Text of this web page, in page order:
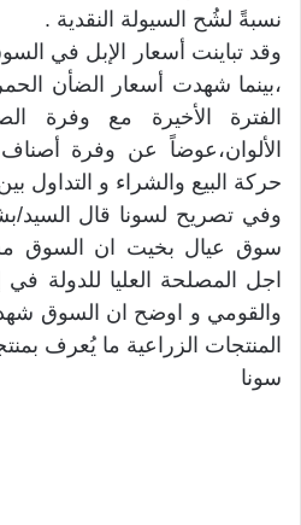
نسبةً لشُح السيولة النقدية .
وقد تباينت أسعار الإبل في
،بينما شهدت أسعار الضأن
الفترة الأخيرة مع وفرة
الألوان،عوضاً عن وفرة أصناف
حركة البيع والشراء و التداول
وفي تصريح لسونا قال السيد/
سوق عيال بخيت ان السوق
اجل المصلحة العليا للدولة في
والقومي و اوضح ان السوق
المنتجات الزراعية ما يُعرف
سونا